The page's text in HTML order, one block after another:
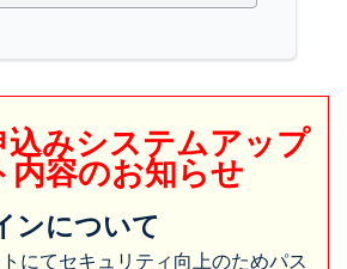
込みシステムアップ
内容のお知らせ
ンについて
にてセキュリティ向上のためパス